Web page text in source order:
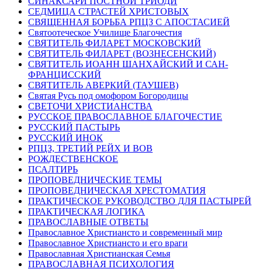
СЕДМИЦА СТРАСТЕЙ ХРИСТОВЫХ
СВЯЩЕННАЯ БОРЬБА РПЦЗ С АПОСТАСИЕЙ
Святоотеческое Училище Благочестия
СВЯТИТЕЛЬ ФИЛАРЕТ МОСКОВСКИЙ
СВЯТИТЕЛЬ ФИЛАРЕТ (ВОЗНЕСЕНСКИЙ)
СВЯТИТЕЛЬ ИОАНН ШАНХАЙСКИЙ И САН-
ФРАНЦИССКИЙ
СВЯТИТЕЛЬ АВЕРКИЙ (ТАУШЕВ)
Святая Русь под омофором Богородицы
СВЕТОЧИ ХРИСТИАНСТВА
РУССКОЕ ПРАВОСЛАВНОЕ БЛАГОЧЕСТИЕ
РУССКИЙ ПАСТЫРЬ
РУССКИЙ ИНОК
РПЦЗ, ТРЕТИЙ РЕЙХ И ВОВ
РОЖДЕСТВЕНСКОЕ
ПСАЛТИРЬ
ПРОПОВЕДНИЧЕСКИЕ ТЕМЫ
ПРОПОВЕДНИЧЕСКАЯ ХРЕСТОМАТИЯ
ПРАКТИЧЕСКОЕ РУКОВОДСТВО ДЛЯ ПАСТЫРЕЙ
ПРАКТИЧЕСКАЯ ЛОГИКА
ПРАВОСЛАВНЫЕ ОТВЕТЫ
Православное Христиансто и современный мир
Православное Христиансто и его враги
Православная Христианская Семья
ПРАВОСЛАВНАЯ ПСИХОЛОГИЯ